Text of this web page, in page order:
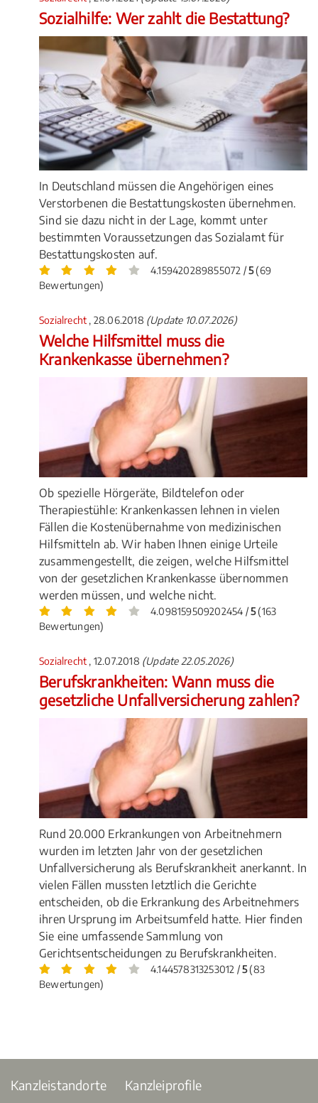
Sozialhilfe: Wer zahlt die Bestattung?
In Deutschland müssen die Angehörigen eines
Verstorbenen die Bestattungskosten übernehmen.
Sind sie dazu nicht in der Lage, kommt unter
bestimmten Voraussetzungen das Sozialamt für
Bestattungskosten auf.
4.159420289855072 /5(69
Bewertungen)
Sozialrecht , 28.06.2018 (Update 10.07.2026)
Welche Hilfsmittel muss die
Krankenkasse übernehmen?
Ob spezielle Hörgeräte, Bildtelefon oder
Therapiestühle: Krankenkassen lehnen in vielen
Fällen die Kostenübernahme von medizinischen
Hilfsmitteln ab. Wir haben Ihnen einige Urteile
zusammengestellt, die zeigen, welche Hilfsmittel
von der gesetzlichen Krankenkasse übernommen
werden müssen, und welche nicht.
4.098159509202454 /5(163
Bewertungen)
Sozialrecht , 12.07.2018 (Update 22.05.2026)
Berufskrankheiten: Wann muss die
gesetzliche Unfallversicherung zahlen?
Rund 20.000 Erkrankungen von Arbeitnehmern
wurden im letzten Jahr von der gesetzlichen
Unfallversicherung als Berufskrankheit anerkannt. In
vielen Fällen mussten letztlich die Gerichte
entscheiden, ob die Erkrankung des Arbeitnehmers
ihren Ursprung im Arbeitsumfeld hatte. Hier finden
Sie eine umfassende Sammlung von
Gerichtsentscheidungen zu Berufskrankheiten.
4.144578313253012 /5(83
Bewertungen)
Kanzleistandorte Kanzleiprofile